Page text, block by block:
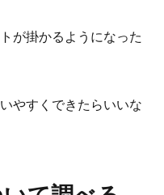
が掛かるようになった
やすくできたらいいな